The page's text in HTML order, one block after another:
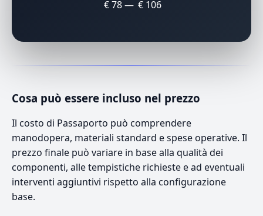
€ 78 — € 106
Cosa può essere incluso nel prezzo
Il costo di Passaporto può comprendere
manodopera, materiali standard e spese operative. Il
prezzo finale può variare in base alla qualità dei
componenti, alle tempistiche richieste e ad eventuali
interventi aggiuntivi rispetto alla configurazione
base.